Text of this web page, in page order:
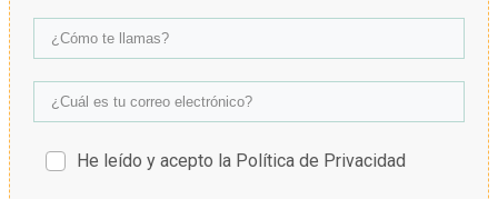
He leído y acepto la Política de Privacidad